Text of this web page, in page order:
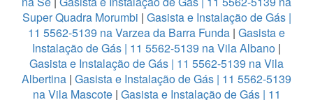
Super Quadra Morumbi | Gasista e Instalação de Gás |
11 5562-5139 na Varzea da Barra Funda | Gasista e
Instalação de Gás | 11 5562-5139 na Vila Albano |
Gasista e Instalação de Gás | 11 5562-5139 na Vila
Albertina | Gasista e Instalação de Gás | 11 5562-5139
na Vila Mascote| Gasista e Instalação de Gás | 11